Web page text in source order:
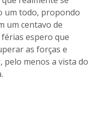
um todo, propondo
um centavo de
espero que
as forças e
menos a vista do